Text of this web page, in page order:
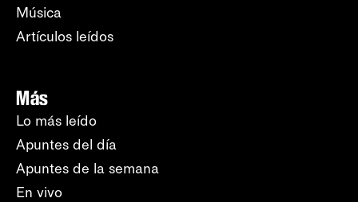
Música
Artículos leídos
Más
Lo más leído
Apuntes del día
Apuntes de la semana
En vivo